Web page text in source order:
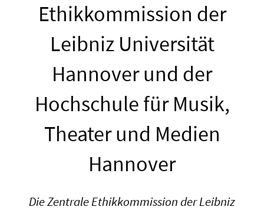
Ethikkommission der
Leibniz Universität
Hannover und der
Hochschule für Musik,
Theater und Medien
Hannover
Die Zentrale Ethikkommission der Leibniz